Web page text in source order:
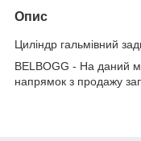
Опис
Циліндр гальмівний
BELBOGG - На даний
напрямок з продажу